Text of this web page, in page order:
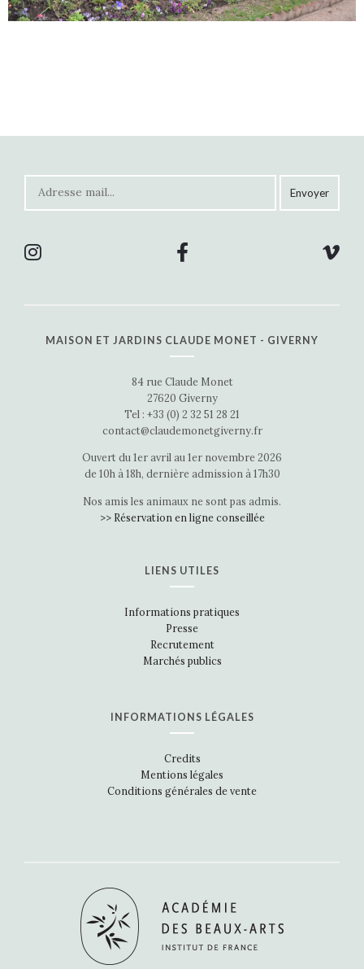
MAISON ET JARDINS CLAUDE MONET - GIVERNY
84 rue Claude Monet
27620 Giverny
Tel : +33 (0) 2 32 51 28 21
contact@claudemonetgiverny.fr
Ouvert du 1er avril au 1er novembre 2026
de 10h à 18h, dernière admission à 17h30
Nos amis les animaux ne sont pas admis.
>> Réservation en ligne conseillée
LIENS UTILES
Informations pratiques
Presse
Recrutement
Marchés publics
INFORMATIONS LÉGALES
Credits
Mentions légales
Conditions générales de vente